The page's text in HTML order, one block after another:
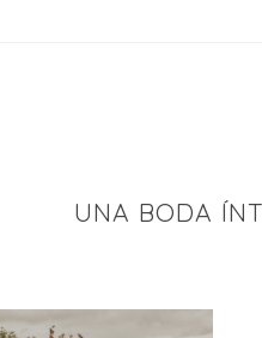
UNA BODA